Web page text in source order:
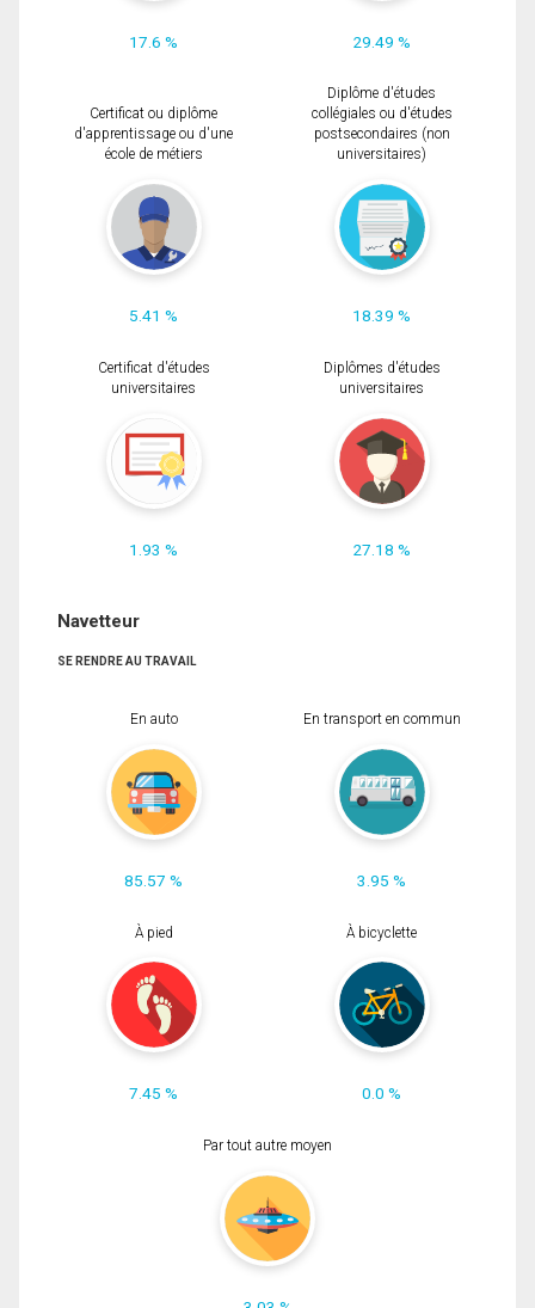
17.6 % 29.49 %
Certificat ou diplôme
d'apprentissage ou d'une
école de métiers
5.41 %
Diplôme d'études
collégiales ou d'études
postsecondaires (non
universitaires)
18.39 %
Certificat d'études
universitaires
1.93 %
Diplômes d'études
universitaires
27.18 %
Navetteur
SE RENDRE AU TRAVAIL
En auto
85.57 %
En transport en commun
3.95 %
À pied
7.45 %
À bicyclette
0.0 %
Par tout autre moyen